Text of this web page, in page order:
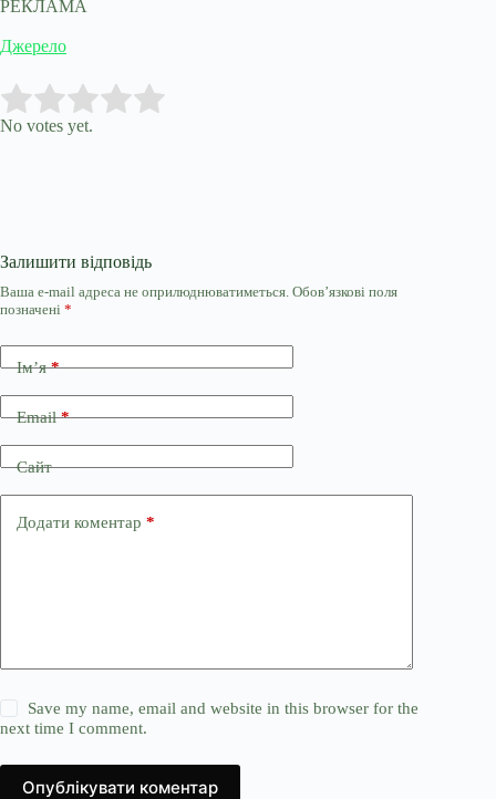
РЕКЛАМА
Джерело
Rate this item:
No votes yet.
Залишити відповідь
Ваша e-mail адреса не оприлюднюватиметься. Обов’язкові поля
позначені *
Ім’я*
Email*
Сайт
Додати коментар *
Save my name, email and website in this browser for the
next time I comment.
Опублікувати коментар